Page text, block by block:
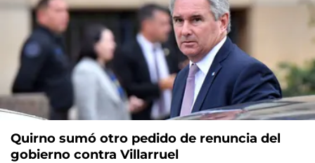
Quirno sumó otro pedido de renuncia del
gobierno contra Villarruel